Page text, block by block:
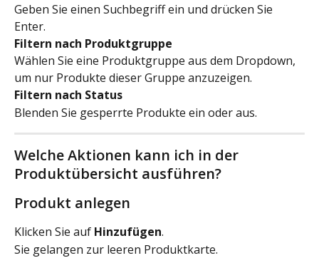
Geben Sie einen Suchbegriff ein und drücken Sie
Enter.
Filtern nach Produktgruppe
Wählen Sie eine Produktgruppe aus dem Dropdown,
um nur Produkte dieser Gruppe anzuzeigen.
Filtern nach Status
Blenden Sie gesperrte Produkte ein oder aus.
Welche Aktionen kann ich in der
Produktübersicht ausführen?
Produkt anlegen
Klicken Sie auf Hinzufügen.
Sie gelangen zur leeren Produktkarte.